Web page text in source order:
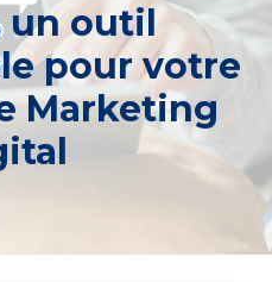
un outil
pour votre
Marketing